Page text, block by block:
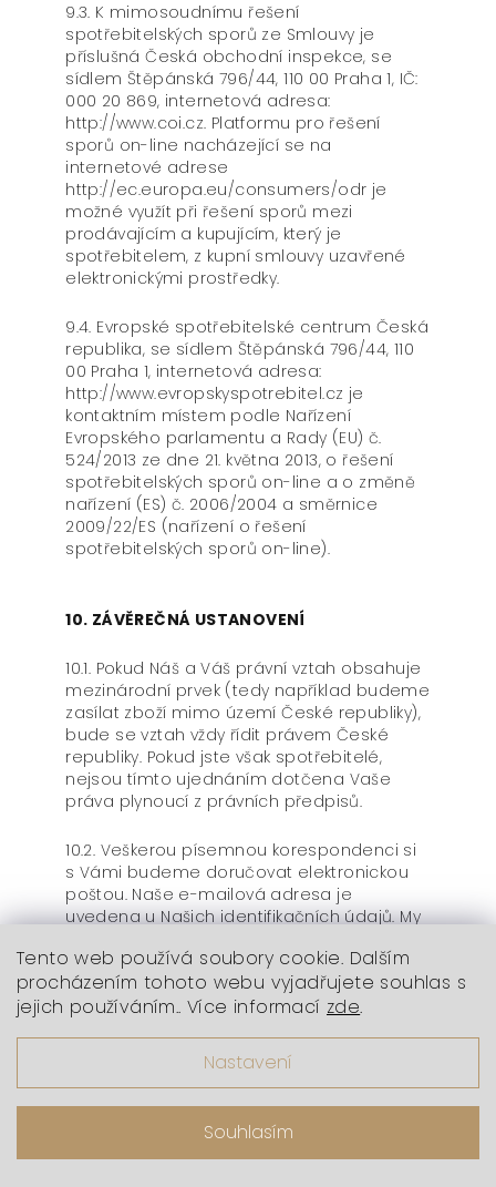
Tento web používá soubory cookie. Dalším
procházením tohoto webu vyjadřujete souhlas s
jejich používáním.. Více informací zde.
Nastavení
Souhlasím
9.3. K mimosoudnímu řešení
spotřebitelských sporů ze Smlouvy je
příslušná Česká obchodní inspekce, se
sídlem Štěpánská 796/44, 110 00 Praha 1, IČ:
000 20 869, internetová adresa:
http://www.coi.cz. Platformu pro řešení
sporů on-line nacházející se na
internetové adrese
http://ec.europa.eu/consumers/odr je
možné využít při řešení sporů mezi
prodávajícím a kupujícím, který je
spotřebitelem, z kupní smlouvy uzavřené
elektronickými prostředky.
9.4. Evropské spotřebitelské centrum Česká
republika, se sídlem Štěpánská 796/44, 110
00 Praha 1, internetová adresa:
http://www.evropskyspotrebitel.cz je
kontaktním místem podle Nařízení
Evropského parlamentu a Rady (EU) č.
524/2013 ze dne 21. května 2013, o řešení
spotřebitelských sporů on-line a o změně
nařízení (ES) č. 2006/2004 a směrnice
2009/22/ES (nařízení o řešení
spotřebitelských sporů on-line).
10. ZÁVĚREČNÁ USTANOVENÍ
10.1. Pokud Náš a Váš právní vztah obsahuje
mezinárodní prvek (tedy například budeme
zasílat zboží mimo území České republiky),
bude se vztah vždy řídit právem České
republiky. Pokud jste však spotřebitelé,
nejsou tímto ujednáním dotčena Vaše
práva plynoucí z právních předpisů.
10.2. Veškerou písemnou korespondenci si
s Vámi budeme doručovat elektronickou
poštou. Naše e-mailová adresa je
uvedena u Našich identifikačních údajů. My
e-mailovou adresu uvedenou ve Smlouvě,
v Uživatelském účtu nebo přes kterou jste
nás kontaktovali.
10.3. V případě vyšší moci nebo událostí,
subdodavatelů apod.), neneseme
odpovědnost za škodu způsobenou v
důsledku nebo souvislosti s případy vyšší